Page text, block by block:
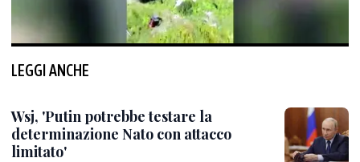
LEGGI ANCHE
Wsj, 'Putin potrebbe testare la
determinazione Nato con attacco
limitato'